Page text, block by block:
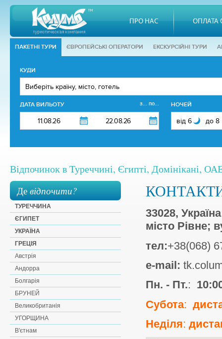
ПРО НАС ОПЛАТА
ПАКЕТНІ ТУРИ ЄВРОПЕЙСЬКІ ОПЕРАТОРИ EКСКУРСІЙНІ ТУРИ
КУДИ
ДАТА ВИЛЬОТУ з... по... НОЧЕЙ
Відпочинок в Туреччині, Єгипті, Домінікані,
Девідпочити?
ТУРЕЧЧИНА
ЄГИПЕТ
УКРАЇНА
ГРЕЦІЯ
Австрія
Андорра
Болгарія
БРУНЕЙ
Великобританія
УГОРЩИНА
В'єтнам
33028, Україна
місто Рівне;
тел:+38(068)
e-mail:
Пн. - Пт.:
Субота:
Неділя: